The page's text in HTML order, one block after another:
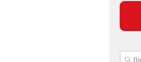
Найти: